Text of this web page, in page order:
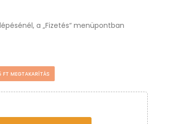
a „Fizetés“ menüpontban
MEGTAKARÍTÁS